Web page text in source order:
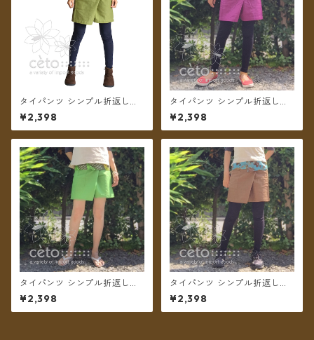
タイパンツ シンプル折返しプ
リント ショート丈（オリーブ
グリーン2）【メール便送料無
料】
¥2,398
タイパンツ シンプル折返しプ
リント ショート丈（グレー
プ）【メール便送料無料】
¥2,398
タイパンツ シンプル折返しプ
リント ショート丈（ライトグ
リーン）【メール便送料無
料】
¥2,398
タイパンツ シンプル折返しプ
リント ショート丈（カフェオ
レ）【メール便送料無料】
¥2,398